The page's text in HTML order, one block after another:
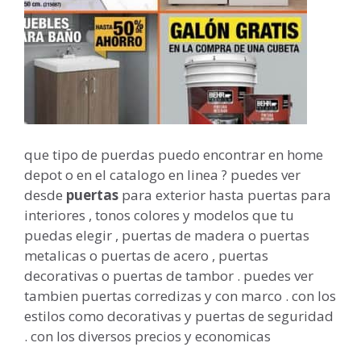
que tipo de puerdas puedo encontrar en home
depot o en el catalogo en linea ? puedes ver
desde puertas para exterior hasta puertas para
interiores , tonos colores y modelos que tu
puedas elegir , puertas de madera o puertas
metalicas o puertas de acero , puertas
decorativas o puertas de tambor . puedes ver
tambien puertas corredizas y con marco . con los
estilos como decorativas y puertas de seguridad
. con los diversos precios y economicas